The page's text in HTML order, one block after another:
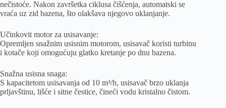
nečistoće. Nakon završetka ciklusa čišćenja, automatski se
vraća uz zid bazena, što olakšava njegovo uklanjanje.
Učinkovit motor za usisavanje:
Opremljen snažnim usisnim motorom, usisavač koristi turbinu
i kotače koji omogućuju glatko kretanje po dnu bazena.
Snažna usisna snaga:
S kapacitetom usisavanja od 10 m³/h, usisavač brzo uklanja
prljavštinu, lišće i sitne čestice, čineći vodu kristalno čistom.